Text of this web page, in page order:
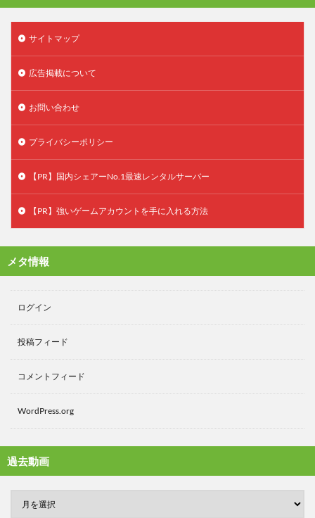
サイトマップ
広告掲載について
お問い合わせ
プライバシーポリシー
【PR】国内シェアーNo.1最速レンタルサーバー
【PR】強いゲームアカウントを手に入れる方法
メタ情報
ログイン
投稿フィード
コメントフィード
WordPress.org
過去動画